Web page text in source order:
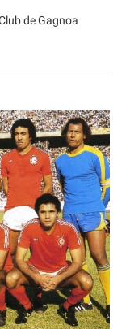
de Gagnoa